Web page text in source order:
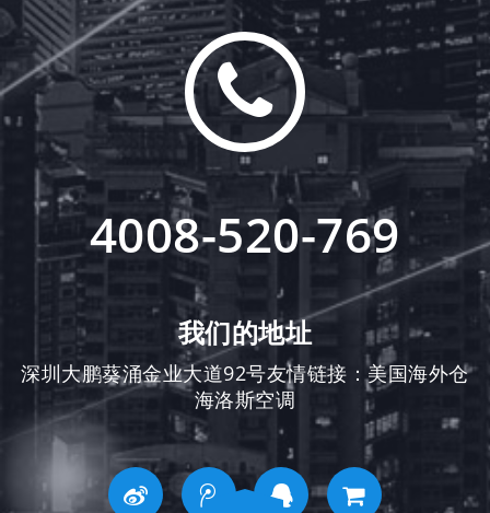
4008-520-769
我们的地址
深圳大鹏葵涌金业大道92号友情链接：美国海外仓
海洛斯空调